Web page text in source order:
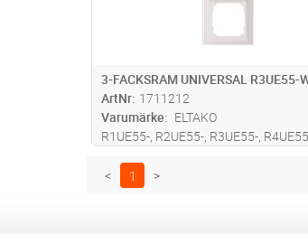
3-FACKSRAM UNIVERSAL R3UE55-
ArtNr 1711212
Varumärke
ELTAKO
R1UE55-, R2UE55-, R3UE55-,
R1UE55, 80 x 80 mm yttermått, 2-
R2UE55,80 x 151 mm yttermått, 3-
< 1 >